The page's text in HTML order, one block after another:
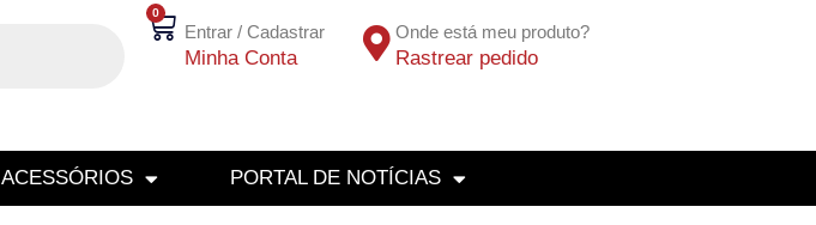
0
Entrar / Cadastrar
Minha Conta
Onde está meu produto?
Rastrear pedido
ACESSÓRIOS PORTAL DE NOTÍCIAS